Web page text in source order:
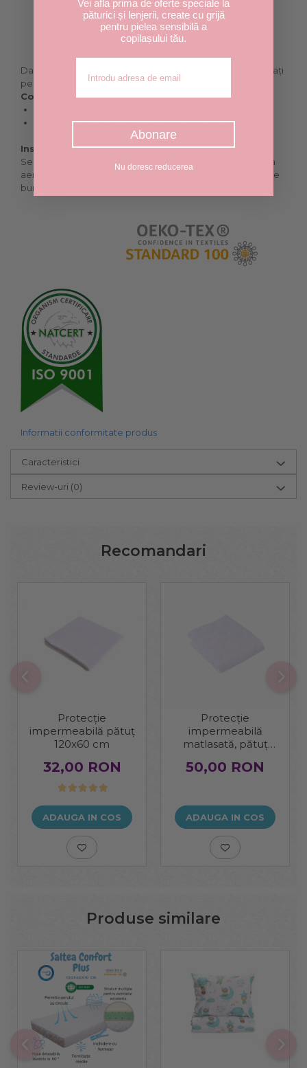
Dacă pătuțul are alte dimensiuni, vă rugăm să ne contactați
pentru o ofertă personalizată.
Compoziție:
Microfibră, vatelină și puf hipoalergenic – pentru
Instrucțiuni de întreținere:
Se recomandă spălarea la 30°C, 800–1000 rpm, uscare la
aer. Husele lenjeriei pot fi călcate la temperaturi adecvate
bumbacului.
Informatii conformitate produs
Caracteristici
Review-uri (0)
Recomandari
Protecție
impermeabilă pătuț
120x60 cm
32,00 RON
ADAUGA IN COS
Protecție
impermeabilă
matlasată, pătuț
50,00 RON
ADAUGA IN COS
Produse similare
Vei afla prima de oferte speciale la
păturici și lenjerii, create cu grijă
pentru pielea sensibilă a
copilașului tău.
Abonare
Nu doresc reducerea